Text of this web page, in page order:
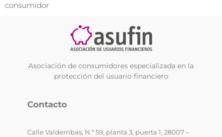
consumidor
Asociación de consumidores especializada en la
protección del usuario financiero
Contacto
Calle Valderribas, N.º 59, planta 3, puerta 1, 28007 –